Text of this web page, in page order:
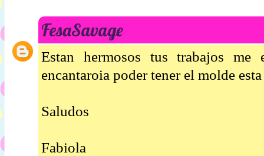
FesaSavage
Estan hermosos tus trabajos
encantaroia poder tener el molde
Saludos
Fabiola